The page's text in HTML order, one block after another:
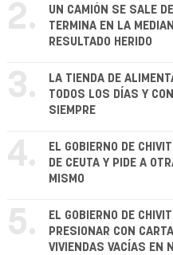
2.
UN CAMIÓN SE SALE
TERMINA EN LA
RESULTADO HERIDO
3.
LA TIENDA DE
TODOS LOS DÍAS Y
SIEMPRE
4.
EL GOBIERNO DE
DE CEUTA Y PIDE A
MISMO
5.
EL GOBIERNO DE
PRESIONAR CON
VIVIENDAS VACÍAS EN